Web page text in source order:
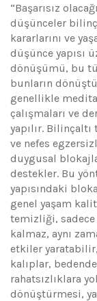
“Başarısız
düşünceler
kararlarını ve
düşünce yapısı
dönüşümü, bu
bunların
genellikle
çalışmaları ve
yapılır.
ve nefes
duygusal
destekler. Bu
yapısındaki
genel yaşam
temizliği,
kalmaz, aynı
etkiler
kalıplar,
rahatsızlıklara
dönüştürmesi,